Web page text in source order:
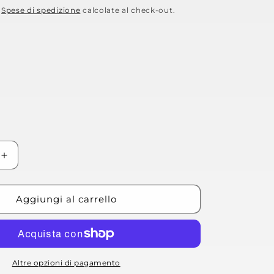
Spese di spedizione calcolate al check-out.
Aumenta
quantità
per
Cappello
Spirit
GS
Aggiungi al carrello
Altre opzioni di pagamento